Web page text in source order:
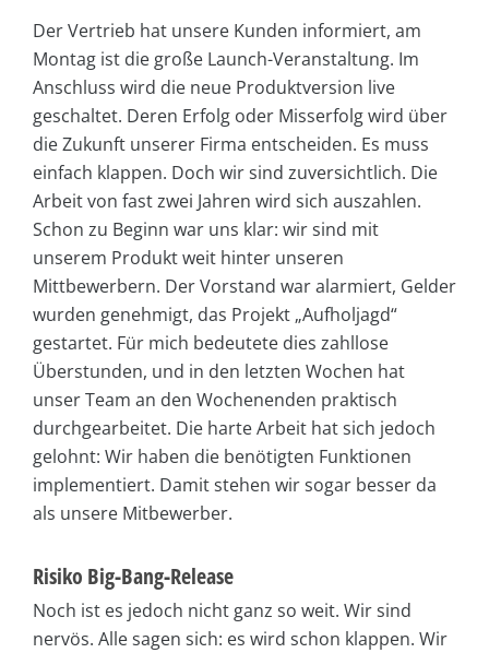
Der Vertrieb hat unsere Kunden informiert, am
Montag ist die große Launch-Veranstaltung. Im
Anschluss wird die neue Produktversion live
geschaltet. Deren Erfolg oder Misserfolg wird über
die Zukunft unserer Firma entscheiden. Es muss
einfach klappen. Doch wir sind zuversichtlich. Die
Arbeit von fast zwei Jahren wird sich auszahlen.
Schon zu Beginn war uns klar: wir sind mit
unserem Produkt weit hinter unseren
Mittbewerbern. Der Vorstand war alarmiert, Gelder
wurden genehmigt, das Projekt „Aufholjagd“
gestartet. Für mich bedeutete dies zahllose
Überstunden, und in den letzten Wochen hat
unser Team an den Wochenenden praktisch
durchgearbeitet. Die harte Arbeit hat sich jedoch
gelohnt: Wir haben die benötigten Funktionen
implementiert. Damit stehen wir sogar besser da
als unsere Mitbewerber.
Risiko Big-Bang-Release
Noch ist es jedoch nicht ganz so weit. Wir sind
nervös. Alle sagen sich: es wird schon klappen. Wir